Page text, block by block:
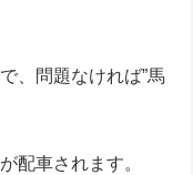
、問題なければ”馬
配車されます。